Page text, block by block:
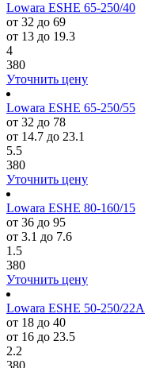
Lowara ESHE 65-250/40
от 32 до 69
от 13 до 19.3
4
380
Уточнить цену
Lowara ESHE 65-250/55
от 32 до 78
от 14.7 до 23.1
5.5
380
Уточнить цену
Lowara ESHE 80-160/15
от 36 до 95
от 3.1 до 7.6
1.5
380
Уточнить цену
Lowara ESHE 50-250/22A
от 18 до 40
от 16 до 23.5
2.2
380